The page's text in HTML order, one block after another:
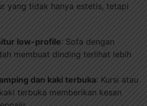
yang tidak hanya estetis, tetapi
low-profile: Sofa dengan
membuat dinding terlihat lebih
dan kaki terbuka: Kursi atau
terbuka memberikan kesan